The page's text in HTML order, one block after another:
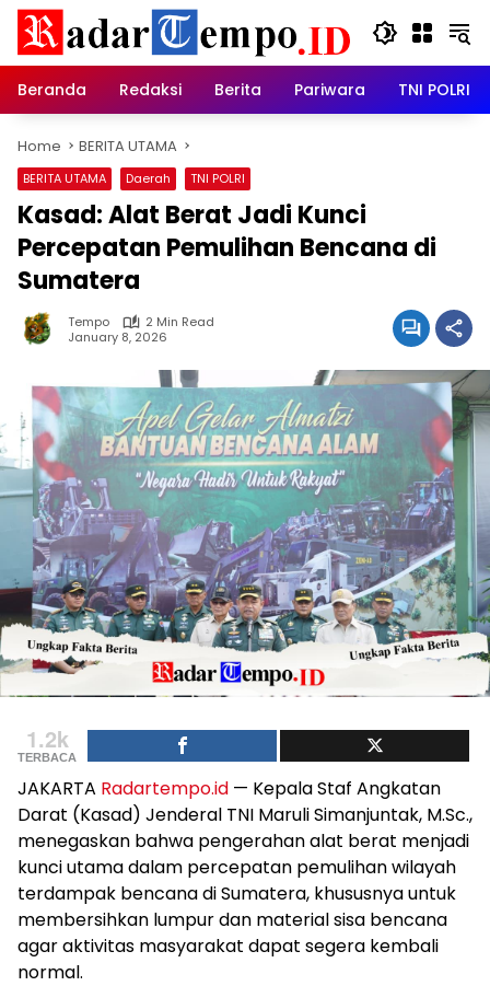
Skip
content
Beranda
Redaksi Berita Pariwara TNI POLRI
Home BERITA UTAMA
BERITA UTAMA Daerah TNI POLRI
Kasad: Alat Berat Jadi Kunci
Percepatan Pemulihan Bencana di
Sumatera
Tempo
2 Min Read
January 8, 2026
1.2k
TERBACA
JAKARTA Radartempo.id — Kepala Staf Angkatan
Darat (Kasad) Jenderal TNI Maruli Simanjuntak, M.Sc.,
menegaskan bahwa pengerahan alat berat menjadi
kunci utama dalam percepatan pemulihan wilayah
terdampak bencana di Sumatera, khususnya untuk
membersihkan lumpur dan material sisa bencana
agar aktivitas masyarakat dapat segera kembali
normal.